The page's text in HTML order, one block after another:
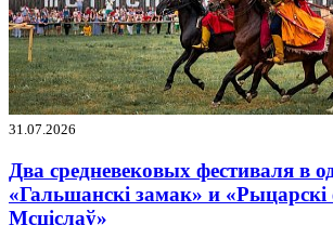
31.07.2026
Два средневековых фестиваля в
«Гальшанскі замак» и «Рыцарскі
Мсціслаў»